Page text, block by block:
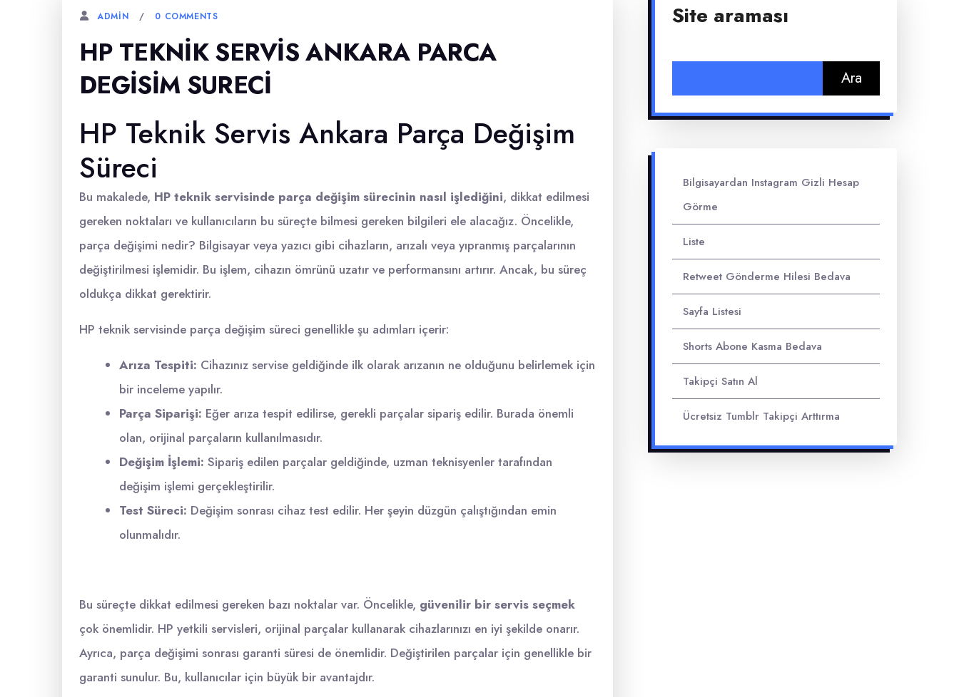
ADMIN 0 COMMENTS
HP TEKNIK SERVIS ANKARA PARCA
DEGISIM SURECI
HP Teknik Servis Ankara Parça Değişim
Süreci
Bu makalede, HP teknik servisinde parça değişim sürecinin nasıl işlediğini, dikkat edilmesi
gereken noktaları ve kullanıcıların bu süreçte bilmesi gereken bilgileri ele alacağız. Öncelikle,
parça değişimi nedir? Bilgisayar veya yazıcı gibi cihazların, arızalı veya yıpranmış parçalarının
değiştirilmesi işlemidir. Bu işlem, cihazın ömrünü uzatır ve performansını artırır. Ancak, bu süreç
oldukça dikkat gerektirir.
HP teknik servisinde parça değişim süreci genellikle şu adımları içerir:
Arıza Tespiti: Cihazınız servise geldiğinde ilk olarak arızanın ne olduğunu belirlemek için
bir inceleme yapılır.
Parça Siparişi: Eğer arıza tespit edilirse, gerekli parçalar sipariş edilir. Burada önemli
olan, orijinal parçaların kullanılmasıdır.
Değişim İşlemi: Sipariş edilen parçalar geldiğinde, uzman teknisyenler tarafından
değişim işlemi gerçekleştirilir.
Test Süreci: Değişim sonrası cihaz test edilir. Her şeyin düzgün çalıştığından emin
olunmalıdır.
Bu süreçte dikkat edilmesi gereken bazı noktalar var. Öncelikle, güvenilir bir servis seçmek
çok önemlidir. HP yetkili servisleri, orijinal parçalar kullanarak cihazlarınızı en iyi şekilde onarır.
Ayrıca, parça değişimi sonrası garanti süresi de önemlidir. Değiştirilen parçalar için genellikle bir
garanti sunulur. Bu, kullanıcılar için büyük bir avantajdır.
Site araması
Bilgisayardan Instagram Gizli Hesap
Görme
Liste
Retweet Gönderme Hilesi Bedava
Sayfa Listesi
Shorts Abone Kasma Bedava
Takipçi Satın Al
Ücretsiz Tumblr Takipçi Arttırma